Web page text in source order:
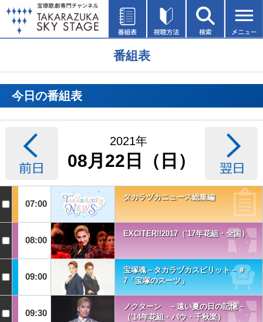
番組表
今日の番組表
2021年
08月22日（日）
07:00
タカラヅカニュース総集編
08:00
EXCITER!!2017（'17年花組・全国）
09:00
宝塚魂－タカラヅカスピリット－＃
7「宝塚のスーツ」
09:30
ノクターン －遠い夏の日の記憶－
（'14年花組・バウ・千秋楽）